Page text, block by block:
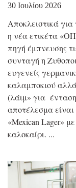
30 Ιουλίου 2026
Αποκλειστικά για
η νέα ετικέτα
πηγή έμπνευσης
συνταγή η
ευγενείς
καλαμποκιού
(λάιμ» για
αποτέλεσμα
«Mexican Lager»
καλοκαίρι.